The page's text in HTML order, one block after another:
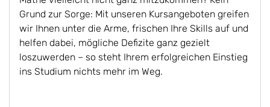
Grund zur Sorge: Mit unseren Kursangeboten greifen
wir Ihnen unter die Arme, frischen Ihre Skills auf und
helfen dabei, mögliche Defizite ganz gezielt
loszuwerden – so steht Ihrem erfolgreichen Einstieg
ins Studium nichts mehr im Weg.